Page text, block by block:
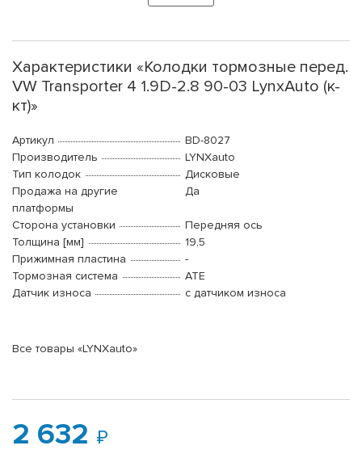
Характеристики «Колодки тормозные перед.
VW Transporter 4 1.9D-2.8 90-03 LynxAuto (к-
кт)»
Артикул
BD-8027
Производитель
LYNXauto
Тип колодок
Дисковые
Продажа на другие
платформы
Да
Сторона установки
Передняя ось
Толщина [мм]
19,5
Прижимная пластина
-
Тормозная система
ATE
Датчик износа
с датчиком износа
Все товары «LYNXauto»
2 632